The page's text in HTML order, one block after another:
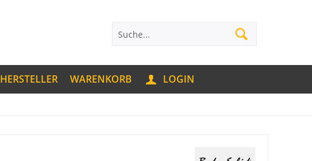
HERSTELLER WARENKORB LOGIN